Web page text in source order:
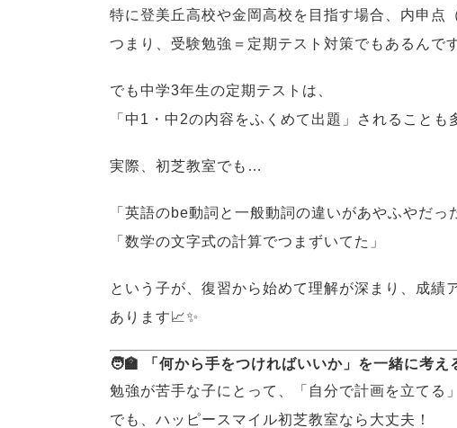
特に登美丘高校や金岡高校を目指す場合、内申点
つまり、受験勉強＝定期テスト対策でもあるんで
でも中学3年生の定期テストは、
「中1・中2の内容をふくめて出題」されることも
実際、初芝教室でも…
「英語のbe動詞と一般動詞の違いがあやふやだっ
「数学の文字式の計算でつまずいてた」
という子が、復習から始めて理解が深まり、成績
あります📈✨
🧑‍🏫 「何から手をつければいいか」を一緒に考え
勉強が苦手な子にとって、「自分で計画を立てる
でも、ハッピースマイル初芝教室なら大丈夫！